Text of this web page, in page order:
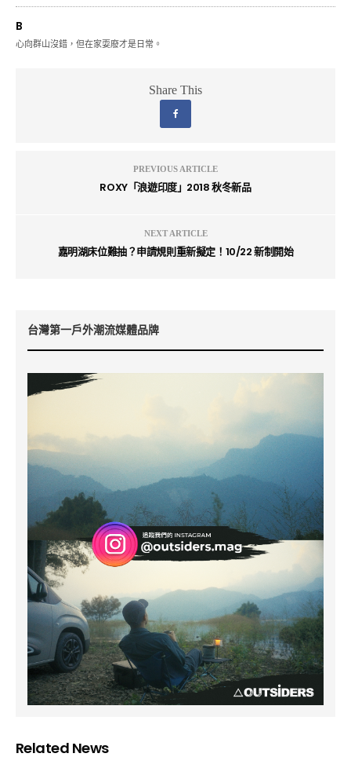
B
心向群山沒錯，但在家耍廢才是日常。
Share This
PREVIOUS ARTICLE
ROXY「浪遊印度」2018 秋冬新品
NEXT ARTICLE
嘉明湖床位難抽？申請規則重新擬定！10/22 新制開始
台灣第一戶外潮流媒體品牌
Related News